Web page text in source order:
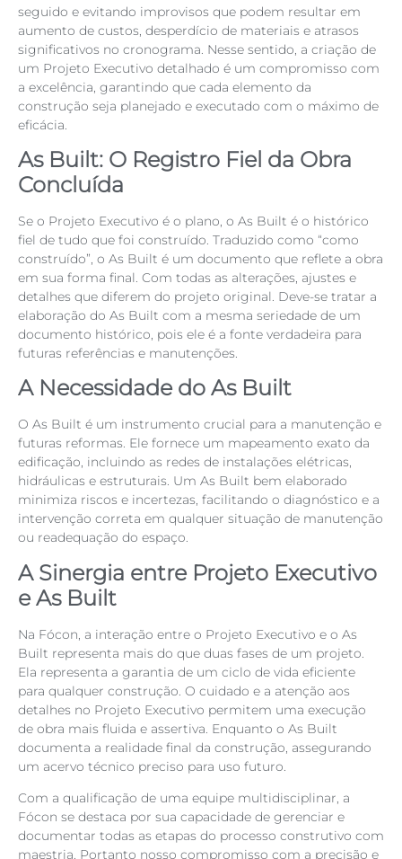
seguido e evitando improvisos que podem resultar em
aumento de custos, desperdício de materiais e atrasos
significativos no cronograma. Nesse sentido, a criação de
um Projeto Executivo detalhado é um compromisso com
a excelência, garantindo que cada elemento da
construção seja planejado e executado com o máximo de
eficácia.
As Built: O Registro Fiel da Obra
Concluída
Se o Projeto Executivo é o plano, o As Built é o histórico
fiel de tudo que foi construído. Traduzido como “como
construído”, o As Built é um documento que reflete a obra
em sua forma final. Com todas as alterações, ajustes e
detalhes que diferem do projeto original. Deve-se tratar a
elaboração do As Built com a mesma seriedade de um
documento histórico, pois ele é a fonte verdadeira para
futuras referências e manutenções.
A Necessidade do As Built
O As Built é um instrumento crucial para a manutenção e
futuras reformas. Ele fornece um mapeamento exato da
edificação, incluindo as redes de instalações elétricas,
hidráulicas e estruturais. Um As Built bem elaborado
minimiza riscos e incertezas, facilitando o diagnóstico e a
intervenção correta em qualquer situação de manutenção
ou readequação do espaço.
A Sinergia entre Projeto Executivo
e As Built
Na Fócon, a interação entre o Projeto Executivo e o As
Built representa mais do que duas fases de um projeto.
Ela representa a garantia de um ciclo de vida eficiente
para qualquer construção. O cuidado e a atenção aos
detalhes no Projeto Executivo permitem uma execução
de obra mais fluida e assertiva. Enquanto o As Built
documenta a realidade final da construção, assegurando
um acervo técnico preciso para uso futuro.
Com a qualificação de uma equipe multidisciplinar, a
Fócon se destaca por sua capacidade de gerenciar e
documentar todas as etapas do processo construtivo com
maestria. Portanto nosso compromisso com a precisão e